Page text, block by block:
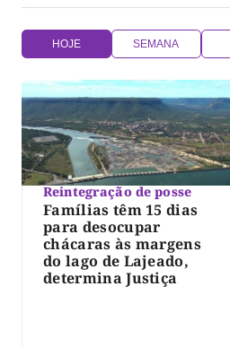
HOJE SEMANA
Reintegração de posse
Famílias têm 15 dias
para desocupar
chácaras às margens
do lago de Lajeado,
determina Justiça